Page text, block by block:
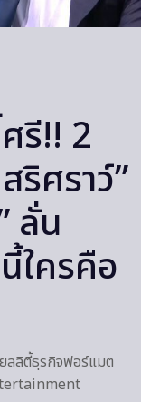
รี!! 2
ริศราว์”
ลั่น
ใครคือ
ลลิตี้ธุรกิจฟอร์แมต